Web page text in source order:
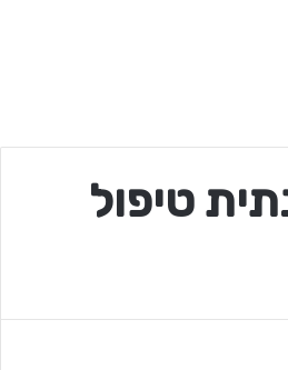
טיפול